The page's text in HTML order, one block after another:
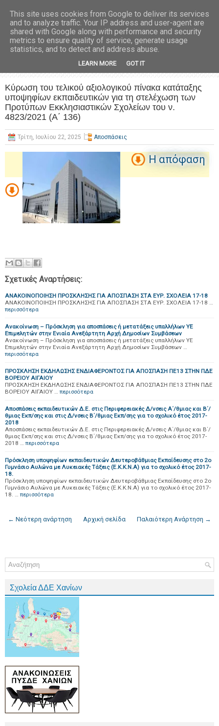
Κύρωση του τελικού αξιολογικού πίνακα κατάταξης
υποψηφίων εκπαιδευτικών για τη στελέχωση των
Προτύπων Εκκλησιαστικών Σχολείων του ν.
4823/2021 (Α΄ 136)
Τρίτη, Ιουλίου 22, 2025 Αποσπάσεις
Η απόφαση
Σχετικές Αναρτήσεις:
ΑΝΑΚΟΙΝΟΠΟΙΗΣΗ ΠΡΟΣΚΛΗΣΗΣ ΓΙΑ ΑΠΟΣΠΑΣΗ ΣΤΑ ΕΥΡ. ΣΧΟΛΕΙΑ 17-18
ΑΝΑΚΟΙΝΟΠΟΙΗΣΗ ΠΡΟΣΚΛΗΣΗΣ ΓΙΑ ΑΠΟΣΠΑΣΗ ΣΤΑ ΕΥΡ. ΣΧΟΛΕΙΑ 17-18 …
περισσότερα
Ανακοίνωση – Πρόσκληση για αποσπάσεις ή μετατάξεις υπαλλήλων ΥΕ
Επιμελητών στην Ενιαία Ανεξάρτητη Αρχή Δημοσίων Συμβάσεων
Ανακοίνωση – Πρόσκληση για αποσπάσεις ή μετατάξεις υπαλλήλων ΥΕ
Επιμελητών στην Ενιαία Ανεξάρτητη Αρχή Δημοσίων Συμβάσεων …
περισσότερα
ΠΡΟΣΚΛΗΣΗ ΕΚΔΗΛΩΣΗΣ ΕΝΔΙΑΦΕΡΟΝΤΟΣ ΓΙΑ ΑΠΟΣΠΑΣΗ ΠΕ13 ΣΤΗΝ ΠΔΕ
ΒΟΡΕΙΟΥ ΑΙΓΑΙΟΥ
ΠΡΟΣΚΛΗΣΗ ΕΚΔΗΛΩΣΗΣ ΕΝΔΙΑΦΕΡΟΝΤΟΣ ΓΙΑ ΑΠΟΣΠΑΣΗ ΠΕ13 ΣΤΗΝ ΠΔΕ
ΒΟΡΕΙΟΥ ΑΙΓΑΙΟΥ … περισσότερα
Αποσπάσεις εκπαιδευτικών Δ.Ε. στις Περιφερειακές Δ/νσεις Α΄/θμιας και Β΄/
θμιας Εκπ/σης και στις Δ/νσεις Β΄/θμιας Εκπ/σης για το σχολικό έτος 2017-
2018
Αποσπάσεις εκπαιδευτικών Δ.Ε. στις Περιφερειακές Δ/νσεις Α΄/θμιας και Β΄/
θμιας Εκπ/σης και στις Δ/νσεις Β΄/θμιας Εκπ/σης για το σχολικό έτος 2017-
2018 … περισσότερα
Πρόσκληση υποψηφίων εκπαιδευτικών Δευτεροβάθμιας Εκπαίδευσης στο 2ο
Γυμνάσιο Αυλώνα με Λυκειακές Τάξεις (Ε.Κ.Κ.Ν.Α) για το σχολικό έτος 2017-
18.
Πρόσκληση υποψηφίων εκπαιδευτικών Δευτεροβάθμιας Εκπαίδευσης στο 2ο
Γυμνάσιο Αυλώνα με Λυκειακές Τάξεις (Ε.Κ.Κ.Ν.Α) για το σχολικό έτος 2017-
18. … περισσότερα
← Νεότερη ανάρτηση Παλαιότερη Ανάρτηση →
Αρχική σελίδα
Σχολεία ΔΔΕ Χανίων
This site uses cookies from Google to deliver its services
and to analyze traffic. Your IP address and user-agent are
shared with Google along with performance and security
metrics to ensure quality of service, generate usage
statistics, and to detect and address abuse.
LEARN MORE GOT IT